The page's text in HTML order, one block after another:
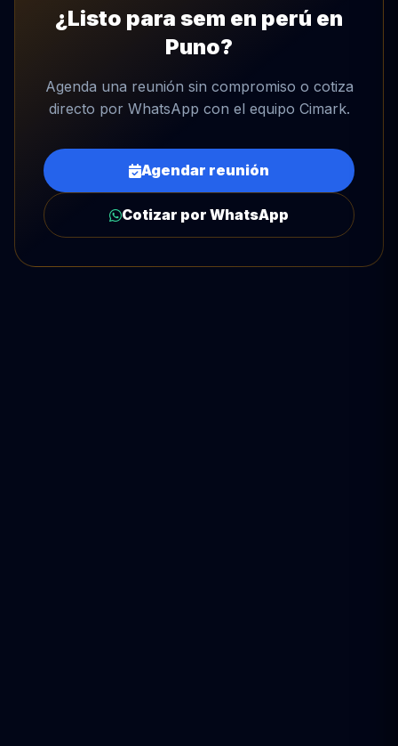
¿Listo para sem en perú en
Puno?
Agenda una reunión sin compromiso o cotiza
directo por WhatsApp con el equipo Cimark.
Agendar reunión
Cotizar por WhatsApp